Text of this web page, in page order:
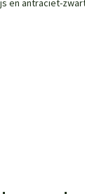
en antraciet-